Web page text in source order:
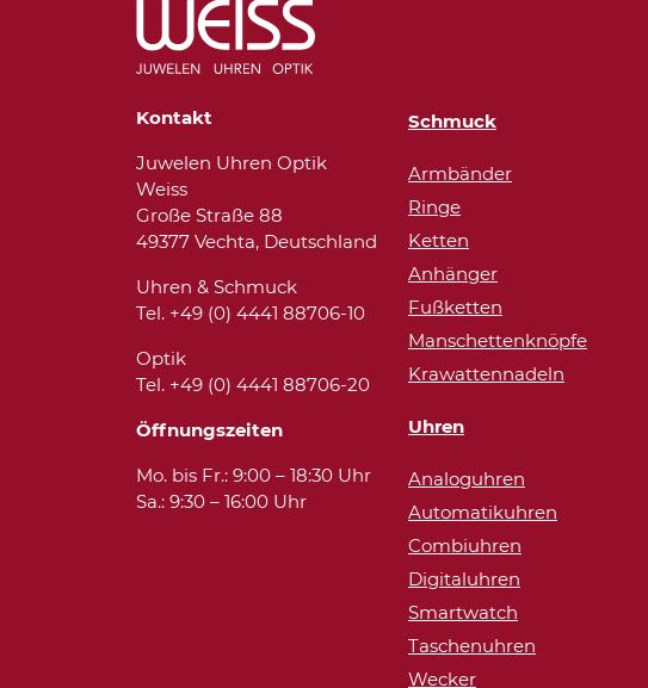
Kontakt
Juwelen Uhren Optik
Weiss
Große Straße 88
49377 Vechta, Deutschland
Uhren & Schmuck
Tel. +49 (0) 4441 88706-10
Optik
Tel. +49 (0) 4441 88706-20
Öffnungszeiten
Mo. bis Fr.: 9:00 – 18:30 Uhr
Sa.: 9:30 – 16:00 Uhr
Schmuck
Armbänder
Ringe
Ketten
Anhänger
Fußketten
Manschettenknöpfe
Krawattennadeln
Uhren
Analoguhren
Automatikuhren
Combiuhren
Digitaluhren
Smartwatch
Taschenuhren
Wecker